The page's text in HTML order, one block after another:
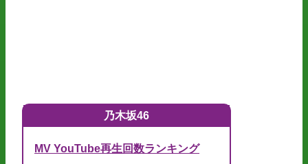
乃木坂46
MV YouTube再生回数ランキング